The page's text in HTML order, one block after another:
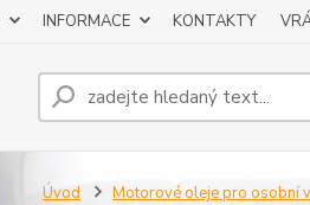
INFORMACE KONTAKTY
Úvod Motorové oleje pro osobní